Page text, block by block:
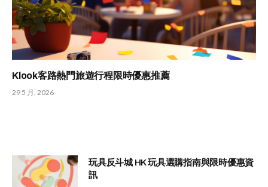
Klook客路熱門旅遊行程限時優惠推薦
29 5 月, 2026
玩具反斗城 HK 玩具選購指南與限時優惠資
訊